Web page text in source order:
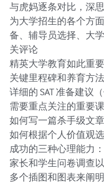
与虎妈逐条对比，深
为大学招生的各个方
备、辅导员选择、大
关评论
精英大学教育如此重
关键里程碑和养育方法
详细的 SAT 准备建议
需要重点关注的重要
如何写一篇杀手级文章
如何根据个人价值观
成功的三种心理能力
家长和学生问卷调查
多个插图和图表来阐